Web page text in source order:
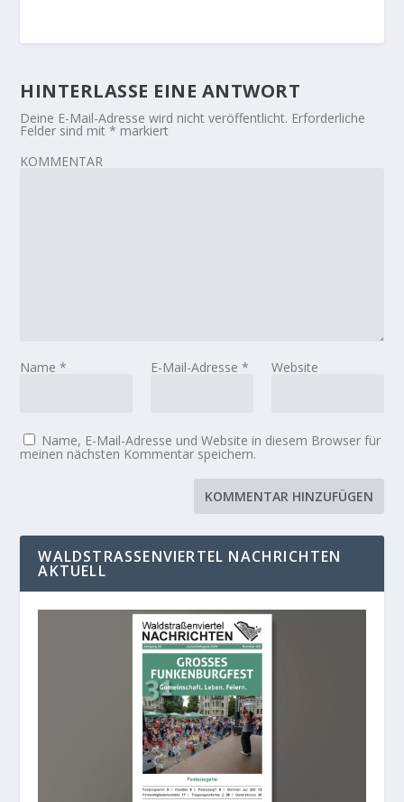
HINTERLASSE EINE ANTWORT
Deine E-Mail-Adresse wird nicht veröffentlicht. Erforderliche
Felder sind mit* markiert
KOMMENTAR
Name* E-Mail-Adresse * Website
Name, E-Mail-Adresse und Website in diesem Browser für
meinen nächsten Kommentar speichern.
WALDSTRASSENVIERTEL NACHRICHTEN A
KTUELL